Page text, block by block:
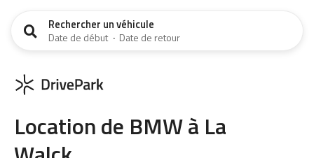
Rechercher un véhicule
Date de début · Date de retour
Location de BMW à La